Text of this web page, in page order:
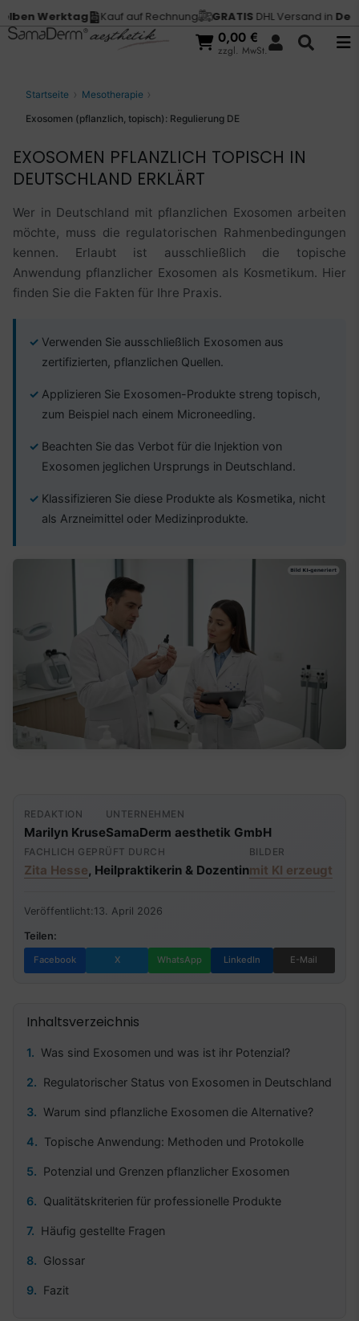
Kauf auf Rechnung GRATISDHL Versand in
0,00 €
zzgl. MwSt.
Startseite Mesotherapie
Exosomen (pflanzlich, topisch): Regulierung DE
EXOSOMEN PFLANZLICH TOPISCH IN
DEUTSCHLAND ERKLÄRT
Wer in Deutschland mit pflanzlichen Exosomen arbeiten
möchte, muss die regulatorischen Rahmenbedingungen
kennen. Erlaubt ist ausschließlich die topische
Anwendung pflanzlicher Exosomen als Kosmetikum. Hier
finden Sie die Fakten für Ihre Praxis.
Verwenden Sie ausschließlich Exosomen aus
zertifizierten, pflanzlichen Quellen.
Applizieren Sie Exosomen-Produkte streng topisch,
zum Beispiel nach einem Microneedling.
Beachten Sie das Verbot für die Injektion von
Exosomen jeglichen Ursprungs in Deutschland.
Klassifizieren Sie diese Produkte als Kosmetika, nicht
als Arzneimittel oder Medizinprodukte.
REDAKTION
Marilyn Kruse
UNTERNEHMEN
SamaDerm aesthetik GmbH
FACHLICH GEPRÜFT DURCH
Zita Hesse, Heilpraktikerin & Dozentin
BILDER
mit KI erzeugt
Veröffentlicht: 13. April 2026
Teilen:
Facebook X WhatsApp LinkedIn E-Mail
Inhaltsverzeichnis
Was sind Exosomen und was ist ihr Potenzial?
Regulatorischer Status von Exosomen in Deutschland
Warum sind pflanzliche Exosomen die Alternative?
Topische Anwendung: Methoden und Protokolle
Potenzial und Grenzen pflanzlicher Exosomen
Qualitätskriterien für professionelle Produkte
Häufig gestellte Fragen
Glossar
Fazit